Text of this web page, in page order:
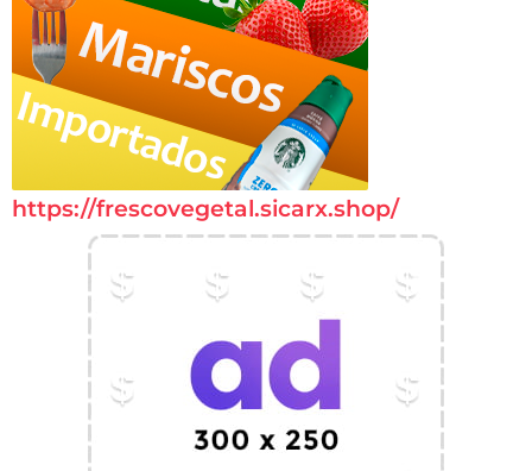
https://frescovegetal.sicarx.shop/